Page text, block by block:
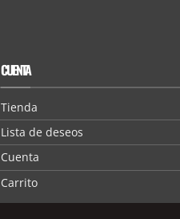
CUENTA
Tienda
Lista de deseos
Cuenta
Carrito